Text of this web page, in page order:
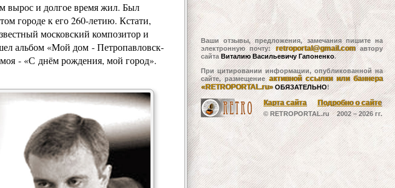
вырос и долгое время жил. Был
городе к его 260-летию. Кстати,
московский композитор и
альбом «Мой дом - Петропавловск-
- «С днём рождения, мой город».
Ваши отзывы, предложения, замечания пишите на
электронную почту:retroportal@gmail.comавтору
сайтаВиталию Васильевичу Гапоненко.
При цитировании информации, опубликованной на
сайте, размещениеактивной ссылки или баннера
«RETROPORTAL.ru» ОБЯЗАТЕЛЬНО!
Карта сайта Подробно о сайте
© RETROPORTAL.ru 2002 –2026 гг.